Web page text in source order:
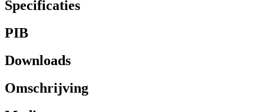
Specificaties
PIB
Downloads
Omschrijving